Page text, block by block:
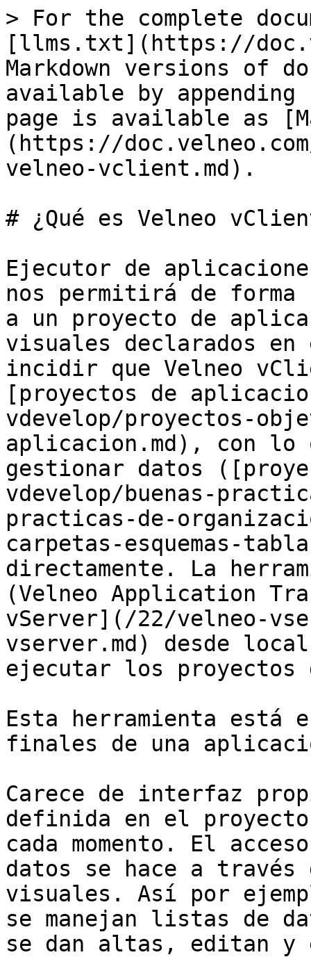
> For the complete
[llms.txt](https://
Markdown versions of
available by
page is available as
(https://
velneo-vclient.md).
# ¿Qué es Velneo
Ejecutor de
nos permitirá de forma
a un proyecto de
visuales declarados en
incidir que Velneo
[proyectos de
vdevelop/proyectos-
aplicacion.md), con lo
gestionar datos
vdevelop/buenas-
practicas-de-
carpetas-esquemas-
directamente. La
(Velneo Application
vServer](/22/velneo-
vserver.md) desde
ejecutar los proyectos
Esta herramienta está
finales de una
Carece de interfaz
definida en el
cada momento. El
datos se hace a
visuales. Así por
se manejan listas de
se dan altas, editan y